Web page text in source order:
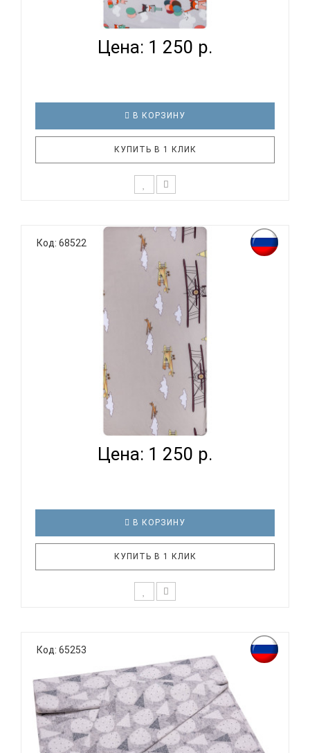
ПРОСТЫНЯ...
Цена: 1 250 р.
В КОРЗИНУ
КУПИТЬ В 1 КЛИК
родитель подходит очень основательно. Ведь
ребенок большую часть времени проводит в
кровати. И натуральность тканей, нежный и
веселый рисунок, высокая устойчивость к частым
стиркам – очень важные параметр..
Код: 68522
ВОМБАТИК CLASSIC COLLECTION САМОЛЕТЫ -
ПРОСТЫНЯ...
Цена: 1 250 р.
В КОРЗИНУ
КУПИТЬ В 1 КЛИК
родитель подходит очень основательно. Ведь
ребенок большую часть времени проводит в
кровати. И натуральность тканей, нежный и
веселый рисунок, высокая устойчивость к частым
стиркам – очень важные параметр..
Код: 65253